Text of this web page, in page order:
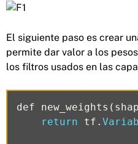
El siguiente paso es crear
permite dar valor a los
los filtros usados en las
def new_weights (
return
tf .